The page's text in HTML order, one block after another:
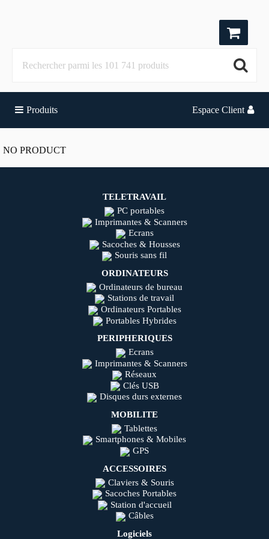
Produits Espace Client
NO PRODUCT
TELETRAVAIL
PC portables
Imprimantes & Scanners
Ecrans
Sacoches & Housses
Souris sans fil
ORDINATEURS
Ordinateurs de bureau
Stations de travail
Ordinateurs Portables
Portables Hybrides
PERIPHERIQUES
Ecrans
Imprimantes & Scanners
Réseaux
Clés USB
Disques durs externes
MOBILITE
Tablettes
Smartphones & Mobiles
GPS
ACCESSOIRES
Claviers & Souris
Sacoches Portables
Station d'accueil
Câbles
Logiciels